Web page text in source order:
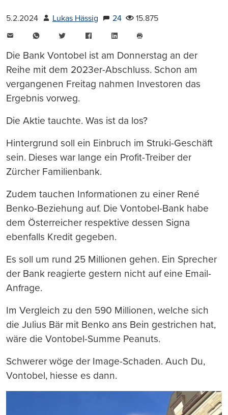
5.2.2024 Lukas Hässig 24
15.875
WhatsAppTwitter FacebookLinkedIn
drucken
Die Bank Vontobel ist am Donnerstag an der
Reihe mit dem 2023er-Abschluss. Schon am
vergangenen Freitag nahmen Investoren das
Ergebnis vorweg.
Die Aktie tauchte. Was ist da los?
Hintergrund soll ein Einbruch im Struki-Geschäft
sein. Dieses war lange ein Profit-Treiber der
Zürcher Familienbank.
Zudem tauchen Informationen zu einer René
Benko-Beziehung auf. Die Vontobel-Bank habe
dem Österreicher respektive dessen Signa
ebenfalls Kredit gegeben.
Es soll um rund 25 Millionen gehen. Ein Sprecher
der Bank reagierte gestern nicht auf eine Email-
Anfrage.
Im Vergleich zu den 590 Millionen, welche sich
die Julius Bär mit Benko ans Bein gestrichen hat,
wäre die Vontobel-Summe Peanuts.
Schwerer wöge der Image-Schaden. Auch Du,
Vontobel, hiesse es dann.